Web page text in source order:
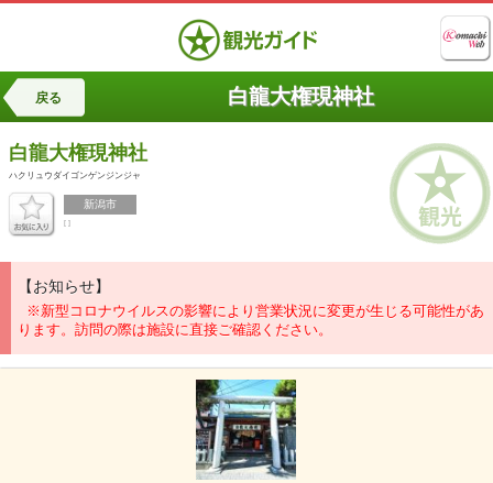
戻る 白龍大権現神社
白龍大権現神社
ハクリュウダイゴンゲンジンジャ
新潟市
[ ]
【お知らせ】
※新型コロナウイルスの影響により営業状況に変更が生じる可能性があ
ります。訪問の際は施設に直接ご確認ください。